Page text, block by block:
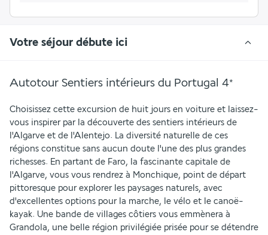
Votre séjour débute ici
Autotour Sentiers intérieurs du Portugal 4*
Choisissez cette excursion de huit jours en voiture et laissez-
vous inspirer par la découverte des sentiers intérieurs de
l'Algarve et de l'Alentejo. La diversité naturelle de ces
régions constitue sans aucun doute l'une des plus grandes
richesses. En partant de Faro, la fascinante capitale de
l'Algarve, vous vous rendrez à Monchique, point de départ
pittoresque pour explorer les paysages naturels, avec
d'excellentes options pour la marche, le vélo et le canoë-
kayak. Une bande de villages côtiers vous emmènera à
Grandola, une belle région privilégiée prisée pour se détendre